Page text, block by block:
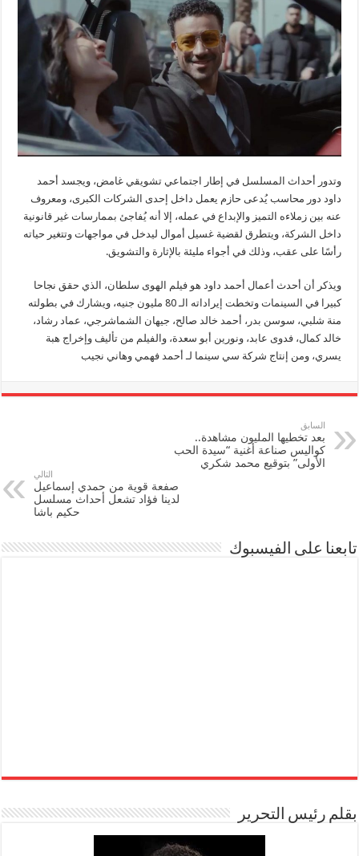
وتدور أحداث المسلسل في إطار اجتماعي تشويقي غامض، ويجسد أحمد
داود دور محاسب يُدعى حازم يعمل داخل إحدى الشركات الكبرى، ومعروف
عنه بين زملاءه التميز والإبداع في عمله، إلا أنه يُفاجئ بممارسات غير قانونية
داخل الشركة، ويتطرق لقضية غسيل أموال ليدخل في مواجهات وتتغير حياته
رأسًا على عقب، وذلك في أجواء مليئة بالإثارة والتشويق.
ويذكر أن أحدث أعمال أحمد داود هو فيلم الهوى سلطان، الذي حقق نجاحا
كبيرا في السينمات وتخطت إيراداته الـ 80 مليون جنيه، ويشارك في بطولته
منة شلبي، سوسن بدر، أحمد خالد صالح، جيهان الشماشرجي، عماد رشاد،
خالد كمال، فدوى عابد، ونورين أبو سعدة، والفيلم من تأليف وإخراج هبة
يسري، ومن إنتاج شركة سي سينما لـ أحمد فهمي وهاني نجيب
السابق
بعد تخطيها المليون مشاهدة..
كواليس صناعة أغنية “سيدة الحب
الأولى” بتوقيع محمد شكري
التالي
صفعة قوية من حمدي إسماعيل
لدينا فؤاد تشعل أحداث مسلسل
حكيم باشا
تابعنا على الفيسبوك
بقلم رئيس التحرير